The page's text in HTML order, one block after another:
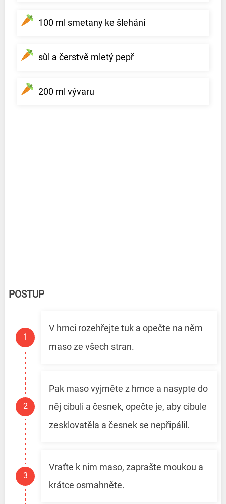
100 ml smetany ke šlehání
sůl a čerstvě mletý pepř
200 ml vývaru
POSTUP
V hrnci rozehřejte tuk a opečte na něm
maso ze všech stran.
Pak maso vyjměte z hrnce a nasypte do
něj cibuli a česnek, opečte je, aby cibule
zesklovatěla a česnek se nepřipálil.
Vraťte k nim maso, zaprašte moukou a
krátce osmahněte.